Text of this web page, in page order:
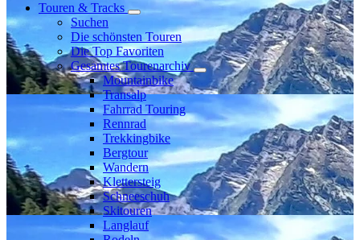
Touren & Tracks
Suchen
Die schönsten Touren
Die Top Favoriten
Gesamtes Tourenarchiv
Mountainbike
Transalp
Fahrrad Touring
Rennrad
Trekkingbike
Bergtour
Wandern
Klettersteig
Schneeschuh
Skitouren
Langlauf